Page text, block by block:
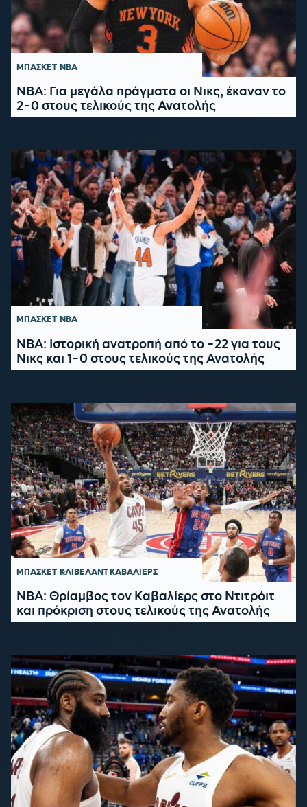
ΜΠΑΣΚΕΤ NBA
ΝΒΑ: Για μεγάλα πράγματα οι Νικς, έκαναν το
2-0 στους τελικούς της Ανατολής
ΜΠΑΣΚΕΤ NBA
NBA: Ιστορική ανατροπή από το -22 για τους
Νικς και 1-0 στους τελικούς της Ανατολής
ΜΠΑΣΚΕΤ ΚΛΙΒΕΛΑΝΤ ΚΑΒΑΛΙΕΡΣ
ΝΒΑ: Θρίαμβος τον Καβαλίερς στο Ντιτρόιτ
και πρόκριση στους τελικούς της Ανατολής